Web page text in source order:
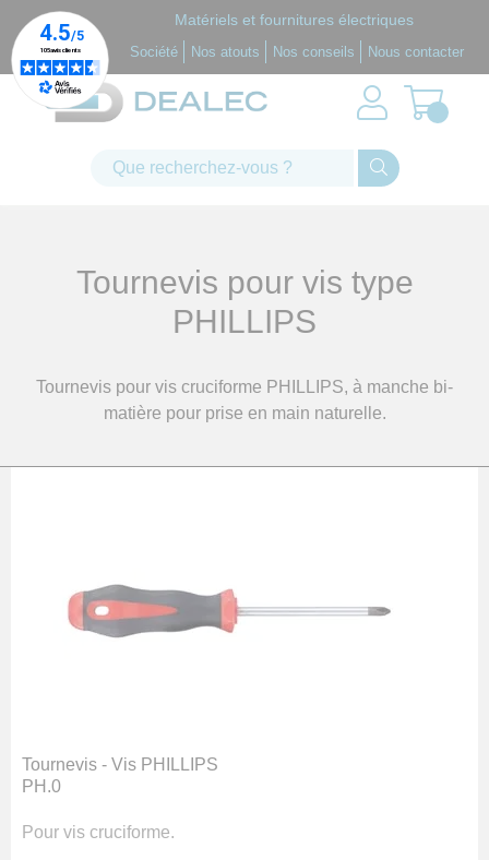
Matériels et fournitures électriques
Société Nos atouts Nos conseils Nous contacter
Tournevis pour vis type
PHILLIPS
Tournevis pour vis cruciforme PHILLIPS, à manche bi-
matière pour prise en main naturelle.
Tournevis - Vis PHILLIPS
PH.0
Pour vis cruciforme.
Panneau de gestion des cookies